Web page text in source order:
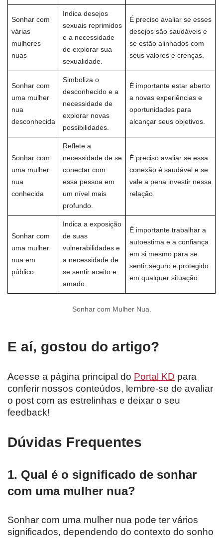
Sonhar com
várias
mulheres
nuas
Indica desejos
sexuais reprimidos
e a necessidade
de explorar sua
sexualidade.
É preciso avaliar se esses
desejos são saudáveis e
se estão alinhados com
seus valores e crenças.
Sonhar com
uma mulher
nua
desconhecida
Simboliza o
desconhecido e a
necessidade de
explorar novas
possibilidades.
É importante estar aberto
a novas experiências e
oportunidades para
alcançar seus objetivos.
Sonhar com
uma mulher
nua
conhecida
Reflete a
necessidade de se
conectar com
essa pessoa em
um nível mais
profundo.
É preciso avaliar se essa
conexão é saudável e se
vale a pena investir nessa
relação.
Sonhar com
uma mulher
nua em
público
Indica a exposição
de suas
vulnerabilidades e
a necessidade de
se sentir aceito e
amado.
É importante trabalhar a
autoestima e a confiança
em si mesmo para se
sentir seguro e protegido
em qualquer situação.
Sonhar com Mulher Nua.
E aí, gostou do artigo?
Acesse a página principal do Portal KD para
conferir nossos conteúdos, lembre-se de avaliar
o post com as estrelinhas e deixar o seu
feedback!
Dúvidas Frequentes
1. Qual é o significado de sonhar
com uma mulher nua?
Sonhar com uma mulher nua pode ter vários
significados, dependendo do contexto do sonho